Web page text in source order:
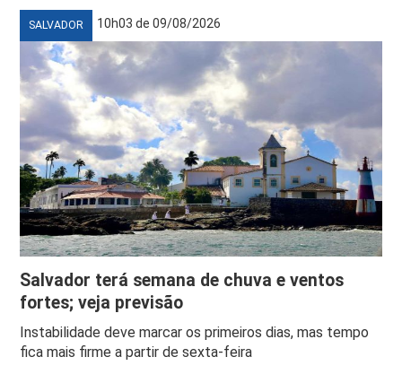
SALVADOR 10h03 de 09/08/2026
Salvador terá semana de chuva e ventos
fortes; veja previsão
Instabilidade deve marcar os primeiros dias, mas tempo
fica mais firme a partir de sexta-feira